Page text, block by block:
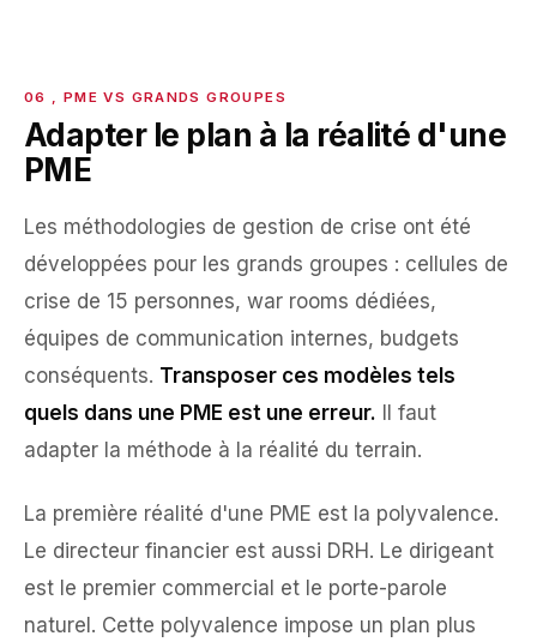
Adapter le plan à la réalité d'une
PME
Les méthodologies de gestion de crise ont été
développées pour les grands groupes : cellules de
crise de 15 personnes, war rooms dédiées,
équipes de communication internes, budgets
conséquents. Transposer ces modèles tels
quels dans une PME est une erreur. Il faut
adapter la méthode à la réalité du terrain.
La première réalité d'une PME est la polyvalence.
Le directeur financier est aussi DRH. Le dirigeant
est le premier commercial et le porte-parole
naturel. Cette polyvalence impose un plan plus